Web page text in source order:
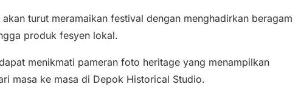
turut meramaikan festival dengan menghadirkan beragam
produk fesyen lokal.
menikmati pameran foto heritage yang menampilkan
masa ke masa di Depok Historical Studio.